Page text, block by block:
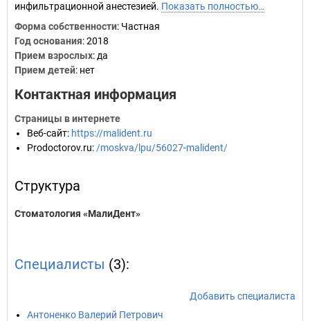
инфильтрационной анестезией. Показать полностью…
Форма собственности: Частная
Год основания:2018
Прием взрослых: да
Прием детей: нет
Контактная информация
Страницы в интернете
Веб-сайт: https://malident.ru
Prodoctorov.ru: /moskva/lpu/56027-malident/
Структура
Стоматология «МалиДент»
Специалисты (3):
Добавить специалиста
Антоненко Валерий Петрович